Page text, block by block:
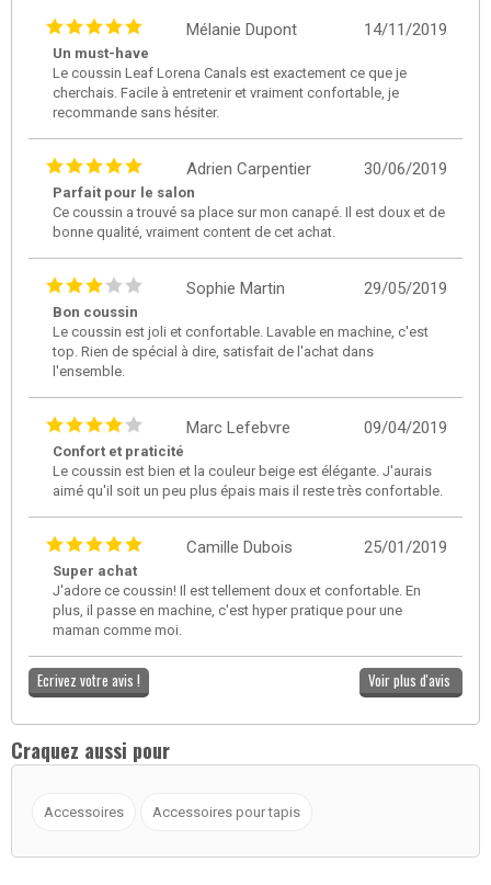
14/11/2019
Mélanie Dupont
Un must-have
Le coussin Leaf Lorena Canals est exactement ce que je
cherchais. Facile à entretenir et vraiment confortable, je
recommande sans hésiter.
30/06/2019
Adrien Carpentier
Parfait pour le salon
Ce coussin a trouvé sa place sur mon canapé. Il est doux et de
bonne qualité, vraiment content de cet achat.
29/05/2019
Sophie Martin
Bon coussin
Le coussin est joli et confortable. Lavable en machine, c'est
top. Rien de spécial à dire, satisfait de l'achat dans
l'ensemble.
09/04/2019
Marc Lefebvre
Confort et praticité
Le coussin est bien et la couleur beige est élégante. J'aurais
aimé qu'il soit un peu plus épais mais il reste très confortable.
25/01/2019
Camille Dubois
Super achat
J'adore ce coussin! Il est tellement doux et confortable. En
plus, il passe en machine, c'est hyper pratique pour une
maman comme moi.
Ecrivez votre avis ! Voir plus d'avis
Craquez aussi pour
Accessoires Accessoires pour tapis